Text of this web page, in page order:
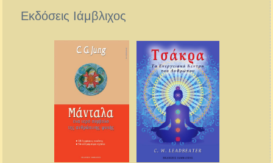
Εκδόσεις Ιάμβλιχος